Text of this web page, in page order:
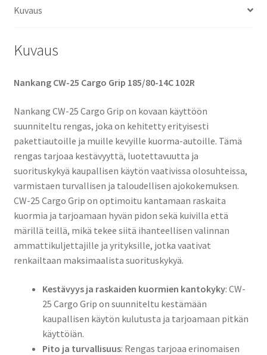
Kuvaus
Kuvaus
Nankang CW-25 Cargo Grip 185/80-14C 102R
Nankang CW-25 Cargo Grip on kovaan käyttöön
suunniteltu rengas, joka on kehitetty erityisesti
pakettiautoille ja muille kevyille kuorma-autoille. Tämä
rengas tarjoaa kestävyyttä, luotettavuutta ja
suorituskykyä kaupallisen käytön vaativissa olosuhteissa,
varmistaen turvallisen ja taloudellisen ajokokemuksen.
CW-25 Cargo Grip on optimoitu kantamaan raskaita
kuormia ja tarjoamaan hyvän pidon sekä kuivilla että
märillä teillä, mikä tekee siitä ihanteellisen valinnan
ammattikuljettajille ja yrityksille, jotka vaativat
renkailtaan maksimaalista suorituskykyä.
Kestävyys ja raskaiden kuormien kantokyky: CW-
25 Cargo Grip on suunniteltu kestämään
kaupallisen käytön kulutusta ja tarjoamaan pitkän
käyttöiän.
Pito ja turvallisuus: Rengas tarjoaa erinomaisen